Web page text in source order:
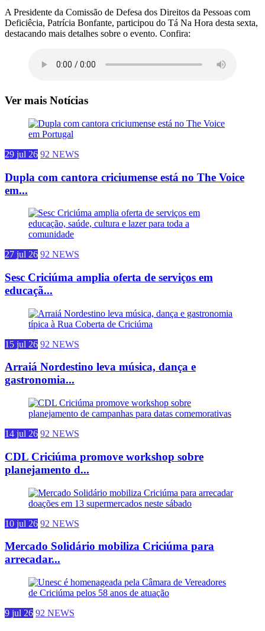
A Presidente da Comissão de Defesa dos Direitos da Pessoas com
Deficiêcia, Patrícia Bonfante, participou do Tá Na Hora desta sexta,
destacando mais detalhes sobre o evento. Confira:
Ver mais Notícias
29 jul 26 92 NEWS
Dupla com cantora criciumense está no The Voice
em...
27 jul 26 92 NEWS
Sesc Criciúma amplia oferta de serviços em
educaçã...
15 jul 26 92 NEWS
Arraiá Nordestino leva música, dança e
gastronomia...
14 jul 26 92 NEWS
CDL Criciúma promove workshop sobre
planejamento d...
10 jul 26 92 NEWS
Mercado Solidário mobiliza Criciúma para
arrecadar...
9 jul 26 92 NEWS